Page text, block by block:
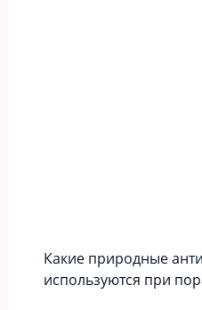
Какие природные
используются при